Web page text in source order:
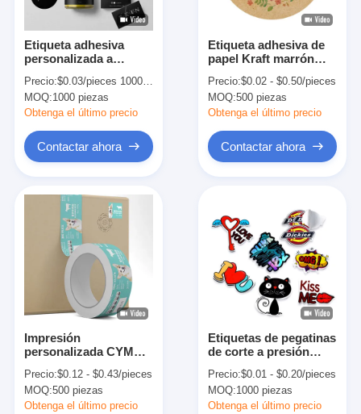
Etiqueta adhesiva
personalizada a
botellas cosméticas de
vinilo
Precio:$0.03/pieces 1000-9999 pieces
MOQ:1000 piezas
Obtenga el último precio
Contactar ahora
Etiqueta adhesiva de
papel Kraft marrón
redondo, etiqueta del
producto
Precio:$0.02 - $0.50/pieces
MOQ:500 piezas
Obtenga el último precio
Contactar ahora
Impresión
personalizada CYMK
adhesiva papel rollo
para frascos de vidrio
embalaje comercial
Precio:$0.12 - $0.43/pieces
MOQ:500 piezas
Obtenga el último precio
Etiquetas de pegatinas
de corte a presión
resistentes a los rayos
UV pegatinas de
embalaje de negocios
Precio:$0.01 - $0.20/pieces
MOQ:1000 piezas
Obtenga el último precio